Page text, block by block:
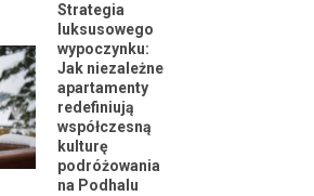
Strategia
luksusowego
wypoczynku:
Jak niezależne
apartamenty
redefiniują
współczesną
kulturę
podróżowania
na Podhalu